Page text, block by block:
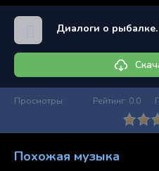
Диалоги о
Просмотры: Рейтинг: 0.0
Похожая музыка